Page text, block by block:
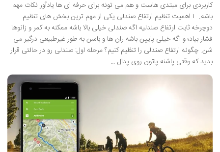
کاربردی برای مبتدی هاست و هم می تونه برای حرفه ای ها یادآور نکات مهم
باشه. ۱ اهمیت تنظیم ارتفاع صندلی یکی از مهم ترین بخش های تنظیم
دوچرخه ثابت ارتفاع صندلیه اگه صندلی خیلی بالا باشه ممکنه به کمر و زانوها
فشار بیاد؛ و اگه خیلی پایین باشه ران ها و باسن به طور غیرطبیعی درگیر می
شن. چگونه ارتفاع صندلی را تنظیم کنیم؟ مرحله اول: صندلی رو در حالتی قرار
بدید که وقتی پاشنه پاتون روی پدال …